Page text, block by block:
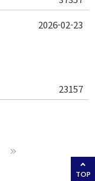
23157
2026-02-23
TOP